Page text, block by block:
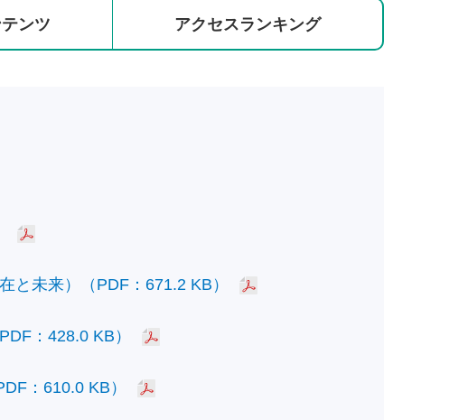
ンツ アクセスランキング
と未来）（PDF：671.2 KB）
：428.0 KB）
：610.0 KB）